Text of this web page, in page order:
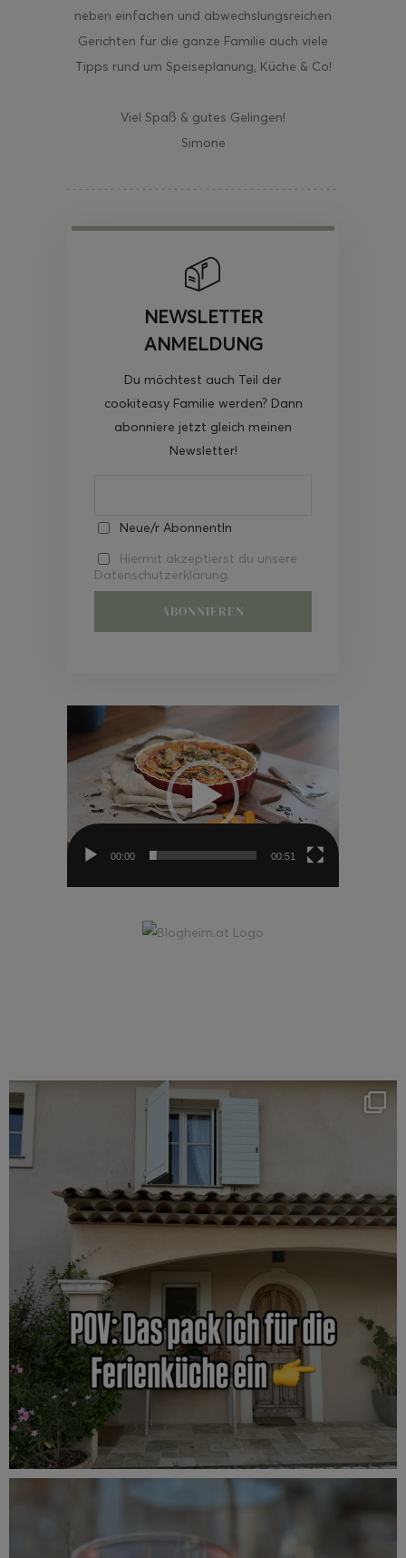
neben einfachen und abwechslungsreichen
Gerichten für die ganze Familie auch viele
Tipps rund um Speiseplanung, Küche & Co!
Viel Spaß & gutes Gelingen!
Simone
NEWSLETTER
ANMELDUNG
Du möchtest auch Teil der
cookiteasy Familie werden? Dann
abonniere jetzt gleich meinen
Newsletter!
Neue/r AbonnentIn
Hiermit akzeptierst du unsere
Datenschutzerklärung.
Video-
00:00 00:51